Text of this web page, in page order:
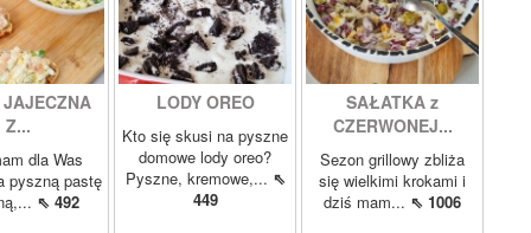
JAJECZNA
Z...
dla Was
pyszną pastę
⇖ 492
LODY OREO
Kto się skusi na pyszne
domowe lody oreo?
Pyszne, kremowe,... ⇖
449
SAŁATKA z
CZERWONEJ...
Sezon grillowy zbliża
się wielkimi krokami i
dziś mam... ⇖ 1006